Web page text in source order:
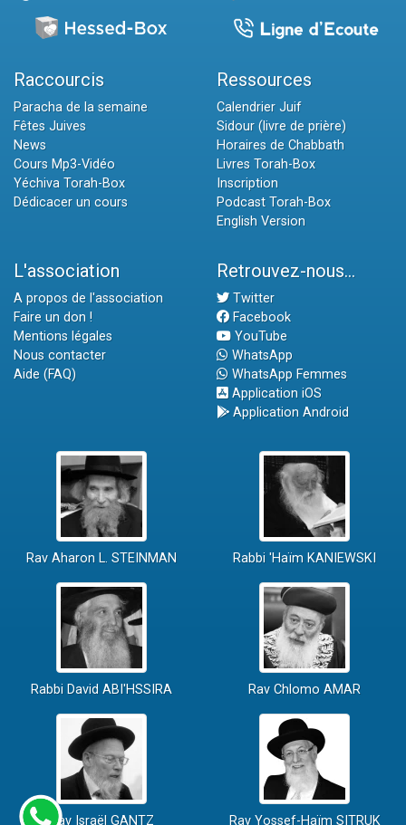
Raccourcis
Paracha de la semaine
Fêtes Juives
News
Cours Mp3-Vidéo
Yéchiva Torah-Box
Dédicacer un cours
Ressources
Calendrier Juif
Sidour (livre de prière)
Horaires de Chabbath
Livres Torah-Box
Inscription
Podcast Torah-Box
English Version
L'association
A propos de l'association
Faire un don !
Mentions légales
Nous contacter
Aide (FAQ)
Retrouvez-nous...
Twitter
Facebook
YouTube
WhatsApp
WhatsApp Femmes
Application iOS
Application Android
Rav Aharon L. STEINMAN Rabbi 'Haïm KANIEWSKI
Rabbi David ABI'HSSIRA Rav Chlomo AMAR
Rav Israël GANTZ Rav Yossef-Haïm SITRUK